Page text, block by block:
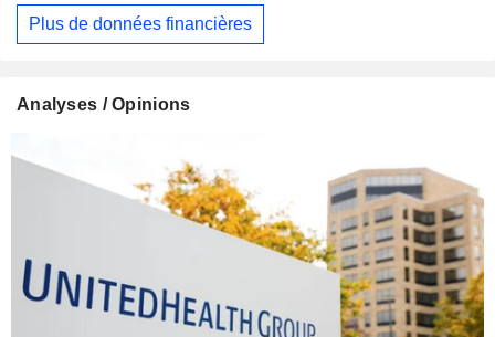
Plus de données financières
Analyses / Opinions